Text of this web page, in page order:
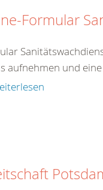
Formular
aufnehmen und